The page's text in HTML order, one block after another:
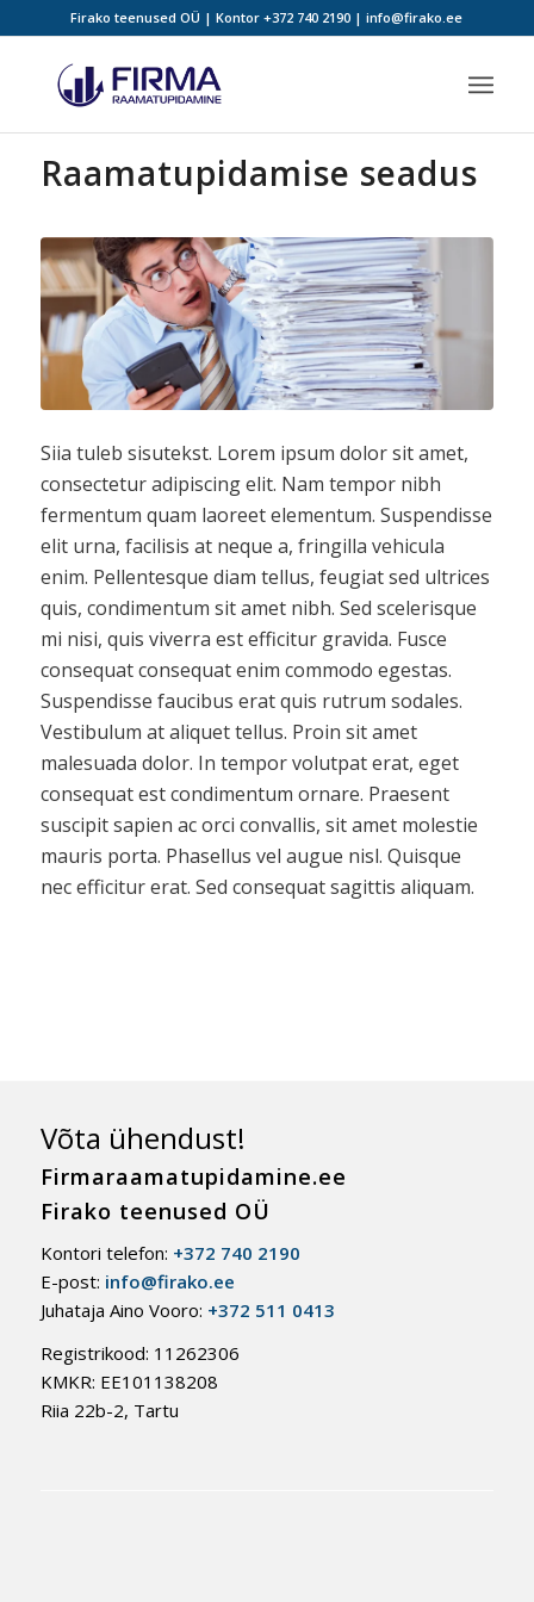
Firako teenused OÜ | Kontor+372 740 2190 |info@firako.ee
Raamatupidamise seadus
Siia tuleb sisutekst. Lorem ipsum dolor sit amet,
consectetur adipiscing elit. Nam tempor nibh
fermentum quam laoreet elementum. Suspendisse
elit urna, facilisis at neque a, fringilla vehicula
enim. Pellentesque diam tellus, feugiat sed ultrices
quis, condimentum sit amet nibh. Sed scelerisque
mi nisi, quis viverra est efficitur gravida. Fusce
consequat consequat enim commodo egestas.
Suspendisse faucibus erat quis rutrum sodales.
Vestibulum at aliquet tellus. Proin sit amet
malesuada dolor. In tempor volutpat erat, eget
consequat est condimentum ornare. Praesent
suscipit sapien ac orci convallis, sit amet molestie
mauris porta. Phasellus vel augue nisl. Quisque
nec efficitur erat. Sed consequat sagittis aliquam.
Võta ühendust!
Firmaraamatupidamine.ee
Firako teenused OÜ
Kontori telefon: +372 740 2190
E-post: info@firako.ee
Juhataja Aino Vooro: +372 511 0413
Registrikood: 11262306
KMKR: EE101138208
Riia 22b-2, Tartu